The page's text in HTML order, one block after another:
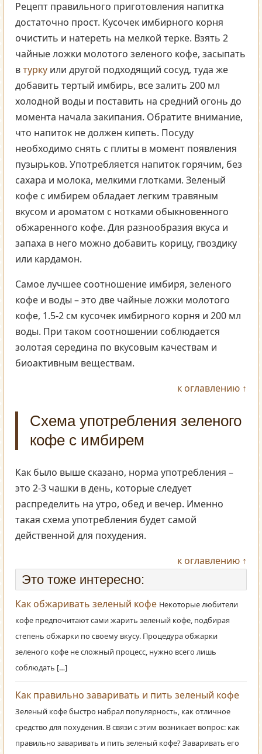
Рецепт правильного приготовления напитка
достаточно прост. Кусочек имбирного корня
очистить и натереть на мелкой терке. Взять 2
чайные ложки молотого зеленого кофе, засыпать
втурку или другой подходящий сосуд, туда же
добавить тертый имбирь, все залить 200 мл
холодной воды и поставить на средний огонь до
момента начала закипания. Обратите внимание,
что напиток не должен кипеть. Посуду
необходимо снять с плиты в момент появления
пузырьков. Употребляется напиток горячим, без
сахара и молока, мелкими глотками. Зеленый
кофе с имбирем обладает легким травяным
вкусом и ароматом с нотками обыкновенного
обжаренного кофе. Для разнообразия вкуса и
запаха в него можно добавить корицу, гвоздику
или кардамон.
Самое лучшее соотношение имбиря, зеленого
кофе и воды – это две чайные ложки молотого
кофе, 1.5-2 см кусочек имбирного корня и 200 мл
воды. При таком соотношении соблюдается
золотая середина по вкусовым качествам и
биоактивным веществам.
к оглавлению ↑
Схема употребления зеленого
кофе с имбирем
Как было выше сказано, норма употребления –
это 2-3 чашки в день, которые следует
распределить на утро, обед и вечер. Именно
такая схема употребления будет самой
действенной для похудения.
к оглавлению ↑
Это тоже интересно:
Как обжаривать зеленый кофе Некоторые любители
кофе предпочитают сами жарить зеленый кофе, подбирая
степень обжарки по своему вкусу. Процедура обжарки
зеленого кофе не сложный процесс, нужно всего лишь
соблюдать […]
Как правильно заваривать и пить зеленый кофе
Зеленый кофе быстро набрал популярность, как отличное
средство для похудения. В связи с этим возникает вопрос: как
правильно заваривать и пить зеленый кофе? Заваривать его